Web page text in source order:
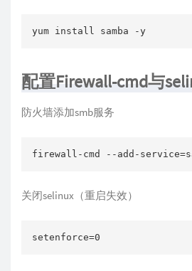
yum install samba -y
配置Firewall-cmd与
防火墙添加smb服务
firewall-cmd --add-
关闭selinux（重启失效）
setenforce=0